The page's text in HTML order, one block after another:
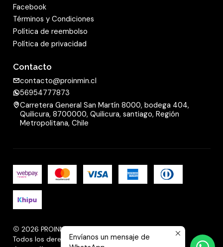
Facebook
Términos y Condiciones
Política de reembolso
Política de privacidad
Contacto
contacto@proinmin.cl
56954777873
Carretera General San Martín 8000, bodega 404,
Quilicura, 8700000, Quilicura, santiago, Región
Metropolitana, Chile
2026 PROINMIN.
Todos los derechos reservados.Desarrollado por
Envíanos un mensaje de